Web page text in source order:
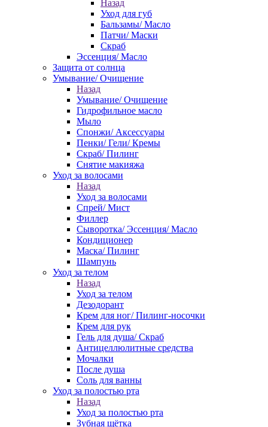
Назад
Уход для губ
Бальзамы/ Масло
Патчи/ Маски
Скраб
Эссенция/ Масло
Защита от солнца
Умывание/ Очищение
Назад
Умывание/ Очищение
Гидрофильное масло
Мыло
Спонжи/ Аксессуары
Пенки/ Гели/ Кремы
Скраб/ Пилинг
Снятие макияжа
Уход за волосами
Назад
Уход за волосами
Спрей/ Мист
Филлер
Сыворотка/ Эссенция/ Масло
Кондиционер
Маска/ Пилинг
Шампунь
Уход за телом
Назад
Уход за телом
Дезодорант
Крем для ног/ Пилинг-носочки
Крем для рук
Гель для душа/ Скраб
Антицеллюлитные средства
Мочалки
После душа
Соль для ванны
Уход за полостью рта
Назад
Уход за полостью рта
Зубная щётка